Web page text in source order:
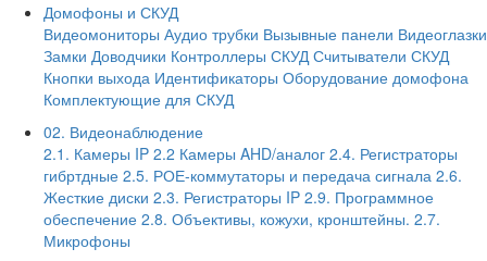
Домофоны и СКУД
Видеомониторы Аудио трубки Вызывные панели Видеоглазки
Замки Доводчики Контроллеры СКУД Считыватели СКУД
Кнопки выхода Идентификаторы Оборудование домофона
Комплектующие для СКУД
02. Видеонаблюдение
2.1. Камеры IP 2.2 Камеры AHD/аналог 2.4. Регистраторы
гибртдные 2.5. РОЕ-коммутаторы и передача сигнала 2.6.
Жесткие диски 2.3. Регистраторы IP 2.9. Программное
обеспечение 2.8. Объективы, кожухи, кронштейны. 2.7.
Микрофоны